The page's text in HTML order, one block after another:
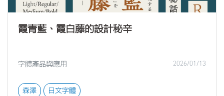
霞青藍、霞白藤的設計秘辛
字體產品與應用 2026/01/13
森澤 日文字體